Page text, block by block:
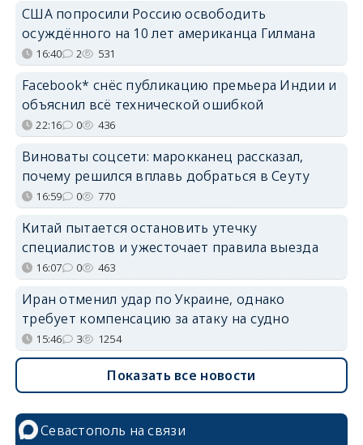
США попросили Россию освободить
осуждённого на 10 лет американца Гилмана
16:40 2 531
Facebook* снёс публикацию премьера Индии и
объяснил всё технической ошибкой
22:16 0 436
Виноваты соцсети: марокканец рассказал,
почему решился вплавь добраться в Сеуту
16:59 0 770
Китай пытается остановить утечку
специалистов и ужесточает правила выезда
16:07 0 463
Иран отменил удар по Украине, однако
требует компенсацию за атаку на судно
15:46 3 1254
Показать все новости
Севастополь на связи